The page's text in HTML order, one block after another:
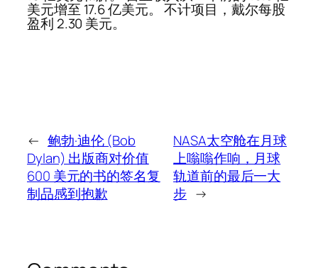
美元增至 17.6 亿美元。 不计项目，戴尔每股
盈利 2.30 美元。
← 鲍勃·迪伦 (Bob
Dylan) 出版商对价值
600 美元的书的签名复
制品感到抱歉
NASA太空舱在月球
上嗡嗡作响，月球
轨道前的最后一大
步 →